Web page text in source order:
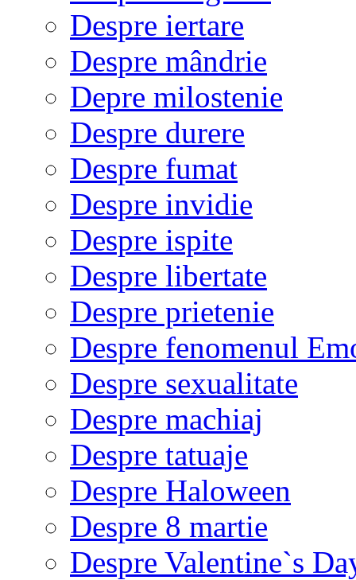
Despre iertare
Despre mândrie
Depre milostenie
Despre durere
Despre fumat
Despre invidie
Despre ispite
Despre libertate
Despre prietenie
Despre fenomenul
Despre sexualitate
Despre machiaj
Despre tatuaje
Despre Haloween
Despre 8 martie
Despre Valentine`s